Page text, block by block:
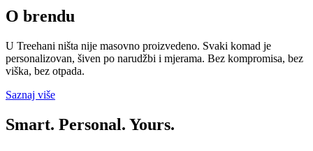
O brendu
U Treehani ništa nije masovno proizvedeno. Svaki komad je
personalizovan, šiven po narudžbi i mjerama. Bez kompromisa, bez
viška, bez otpada.
Saznaj više
Smart. Personal. Yours.